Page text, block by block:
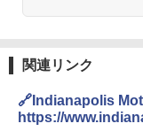
関連リンク
🔗Indianapolis
https://